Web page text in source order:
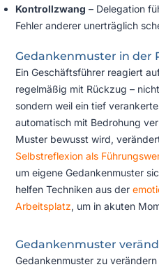
Kontrollzwang – Delegation
Fehler anderer unerträglich
Gedankenmuster in der
Ein Geschäftsführer reagiert
regelmäßig mit Rückzug –
sondern weil ein tief
automatisch mit Bedrohung
Muster bewusst wird,
Selbstreflexion als
um eigene Gedankenmuster
helfen Techniken aus der
Arbeitsplatz, um in akuten
Gedankenmuster
Gedankenmuster zu